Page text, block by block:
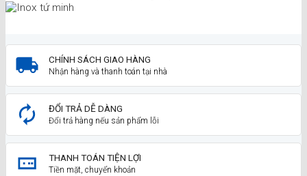
CHÍNH SÁCH GIAO HÀNG
Nhận hàng và thanh toán tại nhà
ĐỔI TRẢ DỄ DÀNG
Đổi trả hàng nếu sản phẩm lỗi
THANH TOÁN TIỆN LỢI
Tiền mặt, chuyển khoản